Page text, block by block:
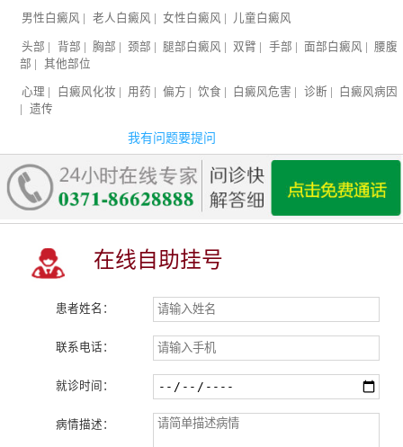
男性白癜风 老人白癜风 女性白癜风 儿童白癜风
头部 | 背部 | 胸部 | 颈部 | 腿部白癜风 | 双臂 | 手部 | 面部白癜风 |
腰腹
部 | 其他部位
心理 白癜风化妆 用药 偏方 饮食 白癜风危害 诊断
白癜风病因
遗传
我有问题要提问
在线自助挂号
患者姓名：
联系电话：
就诊时间：
病情描述：